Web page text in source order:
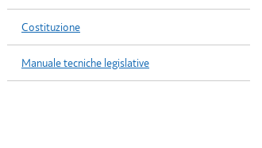
Costituzione
Manuale tecniche legislative